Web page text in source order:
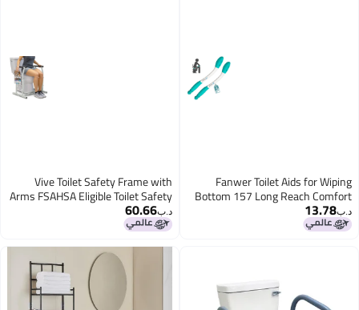
Fanwer Toilet Aids for Wiping
Bottom 157 Long Reach Comfort
Butt Wiper Tools Bottom Buddy
Wiping aid Self Assist for Men
د.ب‏13.78
Vive Toilet Safety Frame with
Arms FSAHSA Eligible Toilet Safety
Support Rail for Seniors Toilet Bar
with Handles for Elderly
Assistance Aid to Help Stand
د.ب‏60.66